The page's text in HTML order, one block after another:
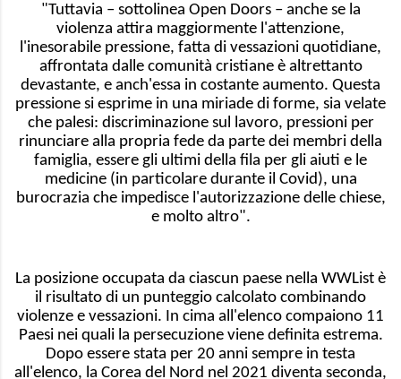
"Tuttavia – sottolinea Open Doors – anche se la
violenza attira maggiormente l'attenzione,
l'inesorabile pressione, fatta di vessazioni quotidiane,
affrontata dalle comunità cristiane è altrettanto
devastante, e anch'essa in costante aumento. Questa
pressione si esprime in una miriade di forme, sia velate
che palesi: discriminazione sul lavoro, pressioni per
rinunciare alla propria fede da parte dei membri della
famiglia, essere gli ultimi della fila per gli aiuti e le
medicine (in particolare durante il Covid), una
burocrazia che impedisce l'autorizzazione delle chiese,
e molto altro".
La posizione occupata da ciascun paese nella WWList è
il risultato di un punteggio calcolato combinando
violenze e vessazioni. In cima all'elenco compaiono 11
Paesi nei quali la persecuzione viene definita estrema.
Dopo essere stata per 20 anni sempre in testa
all'elenco, la Corea del Nord nel 2021 diventa seconda,